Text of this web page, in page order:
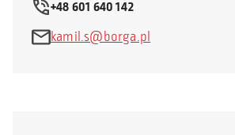
+48 601 640 142
kamil.s@borga.pl